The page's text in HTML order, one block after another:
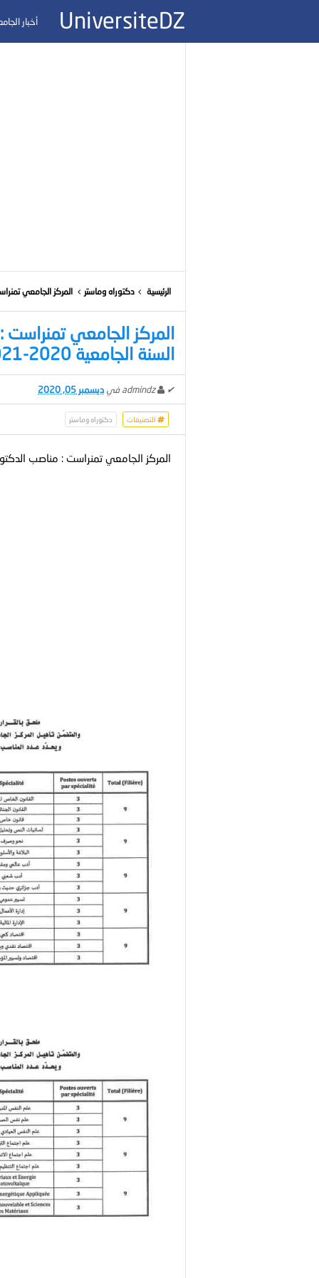
UniversiteDZ أخبار
الرئيسية دكتوراه وماستر المركز الجامعي
المركز الجامعي تمنراست
السنة الجامعية 2020-2021
✔
admindz في ديسمبر 05, 2020
التصنيفات دكتوراه وماستر
المركز الجامعي تمنراست : مناصب الدكتوراه